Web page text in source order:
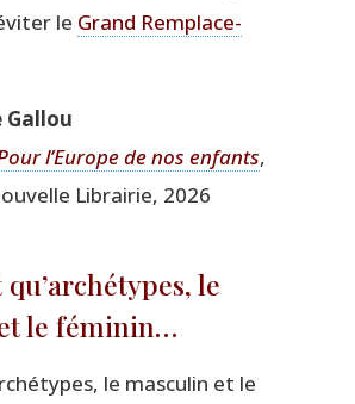
le Grand Rem­pla­ce­
Gallou
l’Eu­rope de nos enfants,
Librai­rie, 2026
le
le féminin…
le mas­cu­lin et le